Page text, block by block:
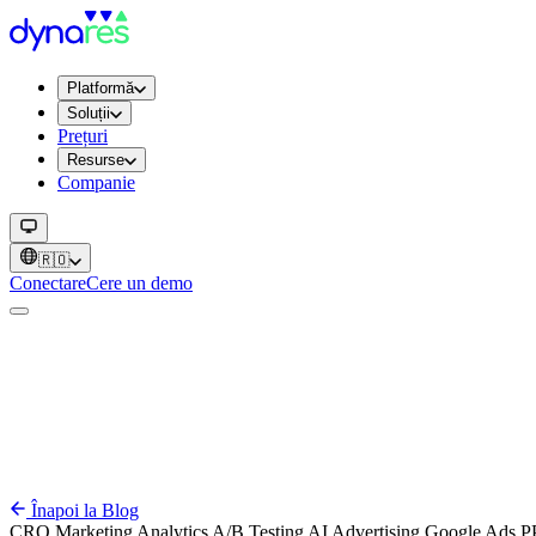
Platformă
Soluții
Prețuri
Resurse
Companie
🇷🇴
ConectareCere un demo
Înapoi la Blog
CRO Marketing Analytics A/B Testing AI Advertising Google Ads